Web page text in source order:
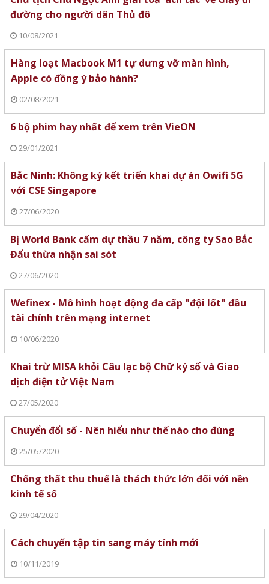
đường cho người dân Thủ đô
10/08/2021
Hàng loạt Macbook M1 tự dưng vỡ màn hình,
Apple có đồng ý bảo hành?
02/08/2021
6 bộ phim hay nhất để xem trên VieON
29/01/2021
Bắc Ninh: Không ký kết triển khai dự án Owifi 5G
với CSE Singapore
27/06/2020
Bị World Bank cấm dự thầu 7 năm, công ty Sao Bắc
Đẩu thừa nhận sai sót
27/06/2020
Wefinex - Mô hình hoạt động đa cấp "đội lốt" đầu
tài chính trên mạng internet
10/06/2020
Khai trừ MISA khỏi Câu lạc bộ Chữ ký số và Giao
dịch điện tử Việt Nam
27/05/2020
Chuyển đổi số - Nên hiểu như thế nào cho đúng
25/05/2020
Chống thất thu thuế là thách thức lớn đối với nền
kinh tế số
29/04/2020
Cách chuyển tập tin sang máy tính mới
10/11/2019